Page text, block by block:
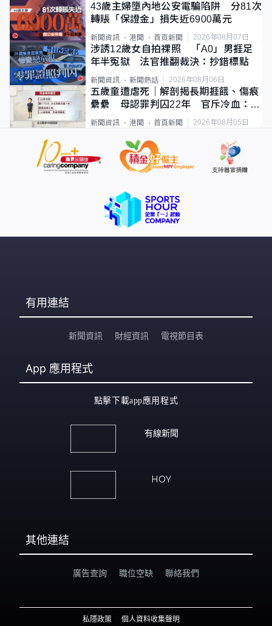
43歲主婦墮內地公安電騙陷阱 分81次
轉賬「保證金」損失近6900萬元
新聞資訊 港聞 首頁新聞 2026年08月07日
涉誘12歲女自拍祼照 「A0」男捱足
年半冤獄 法官推翻裁決：抄錯標點
新聞資訊 新聞熱話 2026年08月06日
五歲童遭虐死｜解剖揭長期捱餓、傷痕
纍纍 母認罪判囚22年 官斥冷血：同
類案最惡劣
新聞資訊 港聞 首頁新聞 2026年08月05日
有用連結
新聞資訊 財經資訊 電視節目表
App 應用程式
點擊下載app應用程式
有線新聞
HOY
其他連結
廣告查詢 職位空缺 聯絡我們
私隱政策 個人資料收集聲明